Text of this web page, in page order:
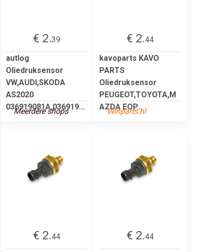
€ 2.39
autlog
Oliedruksensor
VW,AUDI,SKODA
AS2020
036919081A,036919...
Meerdere shops
€ 2.44
kavoparts KAVO
PARTS
Oliedruksensor
PEUGEOT,TOYOTA,M
AZDA EOP...
Winparts.nl
€ 2.44
€ 2.44